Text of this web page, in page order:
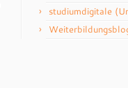
studiumdigitale